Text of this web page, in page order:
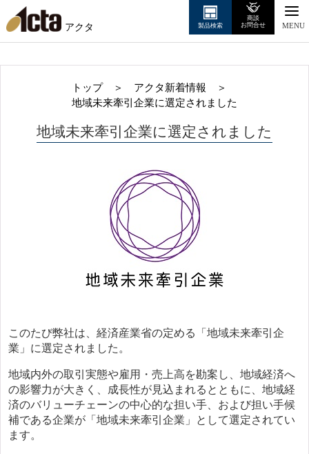
アクタ MENU
製品検索
商談
お問合せ
トップ＞ アクタ新着情報 ＞
地域未来牽引企業に選定されました
地域未来牽引企業に選定されました
このたび弊社は、経済産業省の定める「地域未来牽引企
業」に選定されました。
地域内外の取引実態や雇用・売上高を勘案し、地域経済へ
の影響力が大きく、成長性が見込まれるとともに、地域経
済のバリューチェーンの中心的な担い手、および担い手候
補である企業が「地域未来牽引企業」として選定されてい
ます。